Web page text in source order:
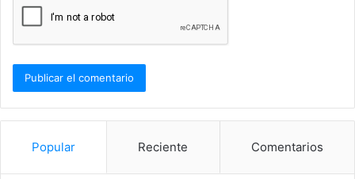
Popular Reciente Comentarios